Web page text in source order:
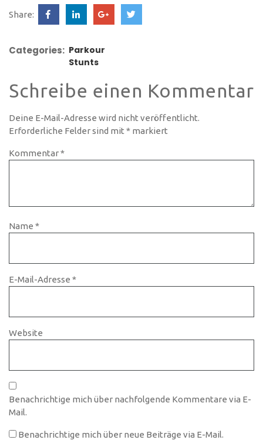
Share:
Categories: Parkour
Stunts
Schreibe einen Kommentar
Deine E-Mail-Adresse wird nicht veröffentlicht.
Erforderliche Felder sind mit * markiert
Kommentar*
Name *
E-Mail-Adresse *
Website
Benachrichtige mich über nachfolgende Kommentare via E-
Mail.
Benachrichtige mich über neue Beiträge via E-Mail.